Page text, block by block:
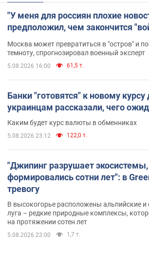
"У меня для россиян плохие
предположил, чем закончится
Москва может превратиться в "остров" и
темноту, спрогнозировал военный эксперт
5.08.2026 16:00 61,5 т.
Банки "готовятся" к новому курсу
украинцам рассказали, чего
Каким будет курс валюты в обменниках
5.08.2026 23:12 122,0 т.
"Джипинг разрушает
формировались сотни лет": в
тревогу
В высокогорье расположены альпийские и
луга – редкие природные комплексы,
на протяжении сотен лет
5.08.2026 23:00 1,7 т.